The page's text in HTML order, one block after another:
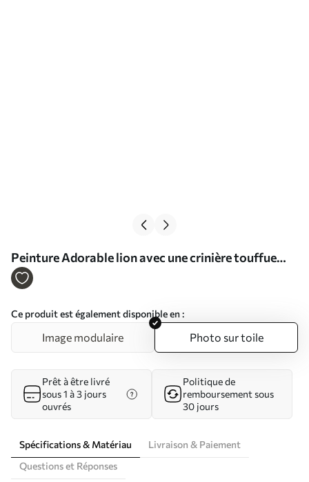
Peinture Adorable lion avec une crinière touffue
Art. s37921
Ce produit est également disponible en :
Image modulaire Photo sur toile
Prêt à être livré
sous 1 à 3 jours
ouvrés
Politique de
remboursement sous
30 jours
Spécifications & Matériau
Livraison & Paiement
Questions et Réponses